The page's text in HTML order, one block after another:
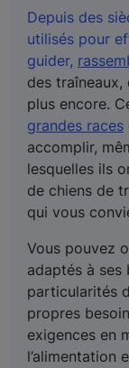
Depuis des
utilisés pour
guider,
des
plus encore.
grandes races
accomplir,
lesquelles ils
de chiens de
qui vous
Vous pouvez
adaptés à ses
particularités
propres
exigences en
l’alimentation